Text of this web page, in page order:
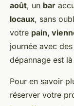
août, un bar
locaux, sans
votre pain,
journée avec
dépannage est
Pour en savoir
réserver votre